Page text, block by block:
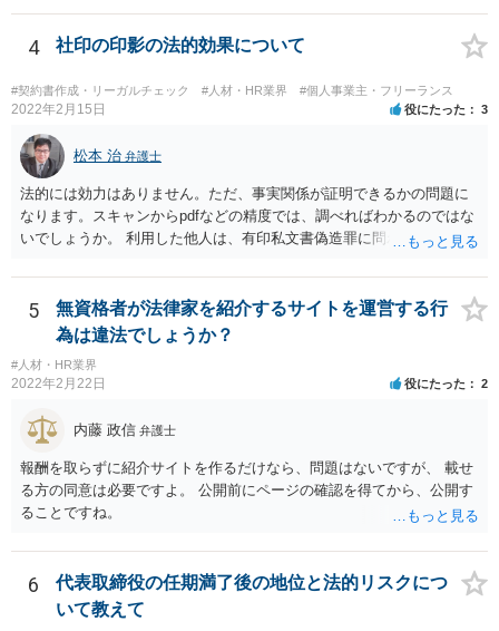
（事業として又は事業のために受取人となる場合におけるものを除
く。）であることその他の内閣府令で定める要件を満たすものは、為
替取引に該当するものとする
は、職業安定法上の職業紹介には該当しないと考えられます。 以上が
形式的な回答になりますが、形式的には、「雇用関係」の成立のあっ
る場合には、職業紹介に該当すると判断される可能性があります。 こ
の判断は、広範にかつ厳格に行われるので、実質的にみても、問題な
いといえるかには十分注意する必要があります。 また、業務委託契約
のあっせんは、事業主間の商取引を仲介することになりますので、分
野によっては、何らかの許認可等が必要となる可能性がある点にも注
意が必要です。 いずれにしても、慎重に検討、対応いただいた方がよ
いものと存じますので、一度弁護士にご相談いただき、全体的なリー
ガルチェックをしていただくことをお勧めいたします。
4 社印の印影の法的効果について
#契約書作成・リーガルチェック #人材・HR業界 #個人事業主・フリーランス
2022年2月15日 役にたった 3
松本 治 弁護士
法的には効力はありません。ただ、事実関係が証明できるかの問題に
なります。スキャンからpdfなどの精度では、調べればわかるのではな
いでしょうか。 利用した他人は、有印私文書偽造罪に問われることに
なるでしょう。
5
無資格者が法律家を紹介するサイトを運営する行
為は違法でしょうか？
#人材・HR業界
2022年2月22日 役にたった 2
内藤 政信 弁護士
報酬を取らずに紹介サイトを作るだけなら、問題はないですが、 載せ
る方の同意は必要ですよ。 公開前にページの確認を得てから、公開す
ることですね。
6
代表取締役の任期満了後の地位と法的リスクにつ
いて教えて